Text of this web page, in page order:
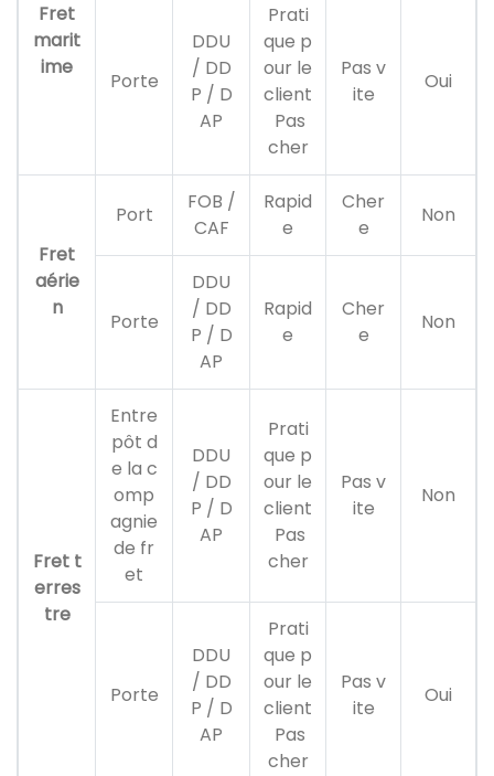
Fret
marit
ime
Porte
DDU
/ DD
P / D
AP
Prati
que p
our le
client
Pas
cher
Pas v
ite
Oui
Fret
aérie
n
Port
FOB /
CAF
Rapid
e
Cher
e
Non
Porte
DDU
/ DD
P / D
AP
Rapid
e
Cher
e
Non
Fret t
erres
tre
Entre
pôt d
e la c
omp
agnie
de fr
et
DDU
/ DD
P / D
AP
Prati
que p
our le
client
Pas
cher
Pas v
ite
Non
Porte
DDU
/ DD
P / D
AP
Prati
que p
our le
client
Pas
cher
Pas v
ite
Oui